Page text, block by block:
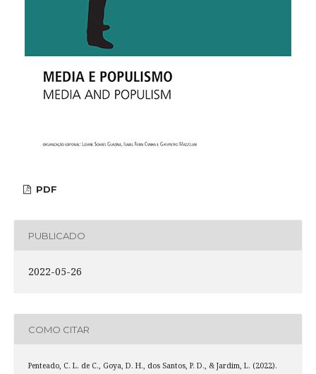
PDF
PUBLICADO
2022-05-26
COMO CITAR
Penteado, C. L. de C., Goya, D. H., dos Santos, P. D., & Jardim, L. (2022).